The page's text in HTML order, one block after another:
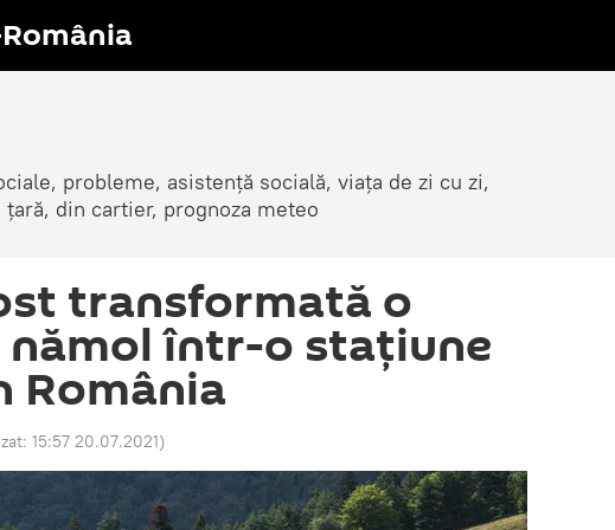
probleme, asistență socială, viața de zi cu zi,
din cartier, prognoza meteo
transformată o
nămol într-o staţiune
România
15:57 20.07.2021)